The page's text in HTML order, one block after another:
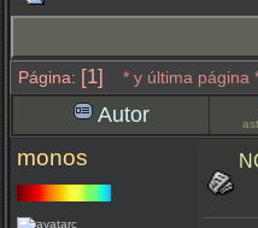
Página: [1] * y última página
Autor
monos